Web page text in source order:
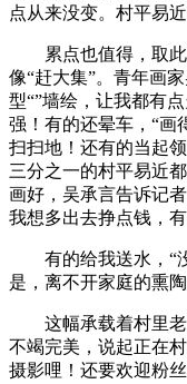
点从来没变。村平易
累点也值得，取此
像“赶大集”。青年画
型“”墙绘，让我都有
强！有的还晕车，“画
扫扫地！还有的当起
三分之一的村平易近
画好，吴承言告诉记
我想多出去挣点钱，
有的给我送水，“没
是，离不开家庭的熏
这幅承载着村里老
不竭完美，说起正在
摄影哩！还要欢迎粉丝